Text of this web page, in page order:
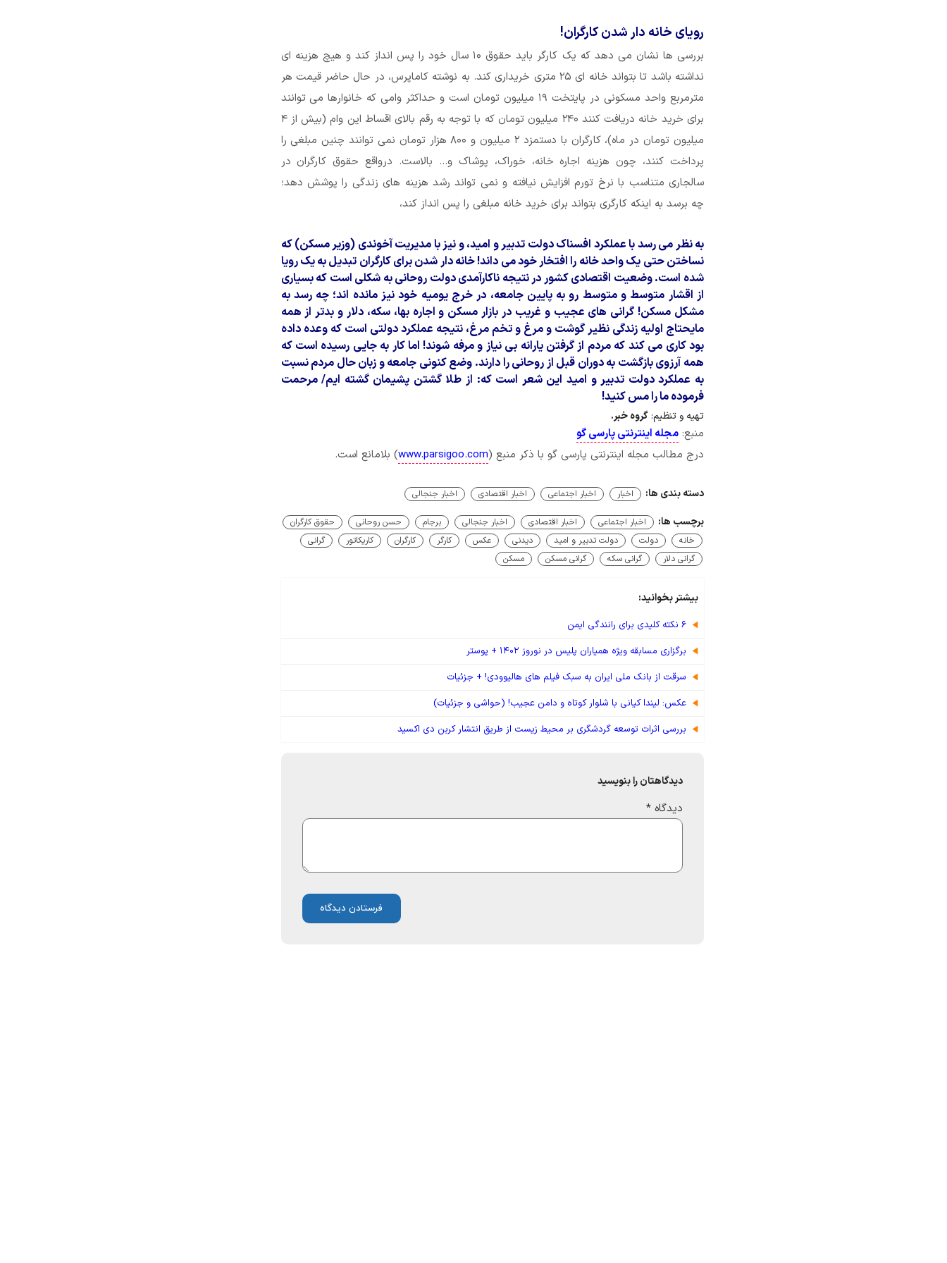
رویای خانه دار شدن کارگران!
بررسی ها نشان می دهد که یک کارگر باید حقوق ۱۰ سال خود را پس انداز کند و هیچ هزینه ای
نداشته باشد تا بتواند خانه ای ۲۵ متری خریداری کند. به نوشته کاماپرس، در حال حاضر قیمت هر
مترمربع واحد مسکونی در پایتخت ۱۹ میلیون تومان است و حداکثر وامی که خانوارها می توانند
برای خرید خانه دریافت کنند ۲۴۰ میلیون تومان که با توجه به رقم بالای اقساط این وام (بیش از ۴
میلیون تومان در ماه)، کارگران با دستمزد ۲ میلیون و ۸۰۰ هزار تومان نمی توانند چنین مبلغی را
پرداخت کنند، چون هزینه اجاره خانه، خوراک، پوشاک و… بالاست. درواقع حقوق کارگران در
سالجاری متناسب با نرخ تورم افزایش نیافته و نمی تواند رشد هزینه های زندگی را پوشش دهد؛
چه برسد به اینکه کارگری بتواند برای خرید خانه مبلغی را پس انداز کند،
به نظر می رسد با عملکرد افسناک دولت تدبیر و امید، و نیز با مدیریت آخوندی (وزیر مسکن) که
نساختن حتی یک واحد خانه را افتخار خود می داند! خانه دار شدن برای کارگران تبدیل به یک رویا
شده است. وضعیت اقتصادی کشور در نتیجه ناکارآمدی دولت روحانی به شکلی است که بسیاری
از اقشار متوسط و متوسط رو به پایین جامعه، در خرج یومیه خود نیز مانده اند؛ چه رسد به
مشکل مسکن! گرانی های عجیب و غریب در بازار مسکن و اجاره بها، سکه، دلار و بدتر از همه
مایحتاج اولیه زندگی نظیر گوشت و مرغ و تخم مرغ، نتیجه عملکرد دولتی است که وعده داده
بود کاری می کند که مردم از گرفتن یارانه بی نیاز و مرفه شوند! اما کار به جایی رسیده است که
همه آرزوی بازگشت به دوران قبل از روحانی را دارند. وضع کنونی جامعه و زبان حال مردم نسبت
به عملکرد دولت تدبیر و امید این شعر است که: از طلا گشتن پشیمان گشته ایم/ مرحمت
فرموده ما را مس کنید!
تهیه و تنظیم: گروه خبر.
منبع: مجله اینترنتی پارسی گو
درج مطالب مجله اینترنتی پارسی گو با ذکر منبع (www.parsigoo.com) بلامانع است.
دسته بندی ها: اخبار اخبار اجتماعی اخبار اقتصادی اخبار جنجالی
برچسب ها: اخبار اجتماعی اخبار اقتصادی اخبار جنجالی برجام حسن روحانی
حقوق کارگران
خانه
دولت دولت تدبیر و امید دیدنی عکس کارگر کارگران کاریکاتور
گرانی
گرانی دلار
گرانی سکه گرانی مسکن مسکن
بیشتر بخوانید:
۶ نکته کلیدی برای رانندگی ایمن
برگزاری مسابقه ویژه همیاران پلیس در نوروز ۱۴۰۲ + پوستر
سرقت از بانک ملی ایران به سبک فیلم های هالیوودی! + جزئیات
عکس: لیندا کیانی با شلوار کوتاه و دامن عجیب! (حواشی و جزئیات)
بررسی اثرات توسعه گردشگری بر محیط زیست از طریق انتشار کربن دی اکسید
دیدگاهتان را بنویسید
دیدگاه *